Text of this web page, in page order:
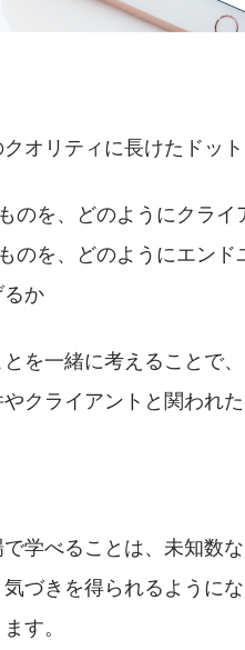
オリティに長けたドッ
のを、どのようにクラ
のを、どのようにエン
か
とを一緒に考えることで
クライアントと関われ
学べることは、未知数
気づきを得られるように
す。